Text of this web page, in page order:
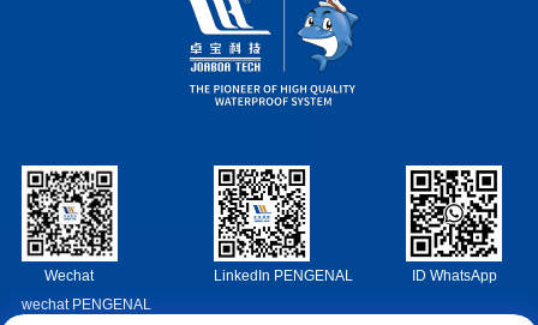
Wechat
wechat PENGENAL
LinkedIn PENGENAL ID WhatsApp